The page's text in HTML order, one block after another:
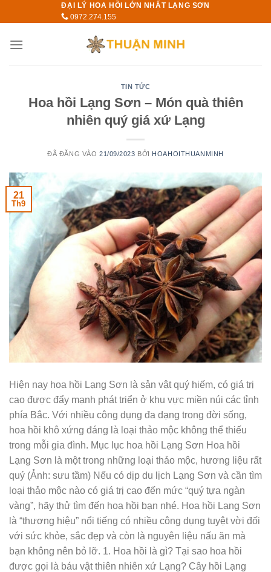
to
ĐẠI LÝ HOA HỒI LỚN NHẤT LẠNG SƠN
0972.274.155
TIN TỨC
Hoa hồi Lạng Sơn – Món quà thiên
nhiên quý giá xứ Lạng
ĐÃ ĐĂNG VÀO 21/09/2023 BỞI HOAHOITHUANMINH
21
Th9
Hiện nay hoa hồi Lạng Sơn là sản vật quý hiếm, có giá trị
cao được đẩy mạnh phát triển ở khu vực miền núi các tỉnh
phía Bắc. Với nhiều công dụng đa dạng trong đời sống,
hoa hồi khô xứng đáng là loại thảo mộc không thể thiếu
trong mỗi gia đình. Mục lục hoa hồi Lạng Sơn Hoa hồi
Lạng Sơn là một trong những loại thảo mộc, hương liệu rất
quý (Ảnh: sưu tầm) Nếu có dịp du lịch Lạng Sơn và cần tìm
loại thảo mộc nào có giá trị cao đến mức “quý tựa ngàn
vàng”, hãy thử tìm đến hoa hồi bạn nhé. Hoa hồi Lạng Sơn
là “thương hiệu” nổi tiếng có nhiều công dụng tuyệt vời đối
với sức khỏe, sắc đẹp và còn là nguyên liệu nấu ăn mà
bạn không nên bỏ lỡ. 1. Hoa hồi là gì? Tại sao hoa hồi
được gọi là báu vật thiên nhiên xứ Lạng? Cây hồi Lạng